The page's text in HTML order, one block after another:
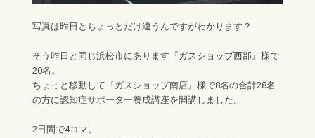
写真は昨日とちょっとだけ違うんですがわかります？
そう昨日と同じ浜松市にあります『ガスショップ西部』様で
20名。
ちょっと移動して『ガスショップ南店』様で8名の合計28名
の方に認知症サポーター養成講座を開講しました。
2日間で4コマ。